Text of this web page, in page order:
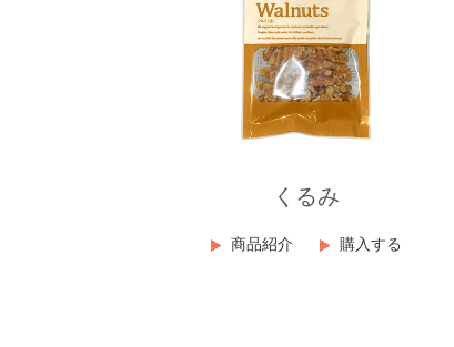
くるみ
商品紹介 購入する